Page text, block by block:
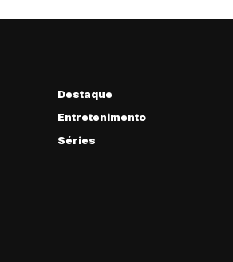
Destaque
Entretenimento
Séries